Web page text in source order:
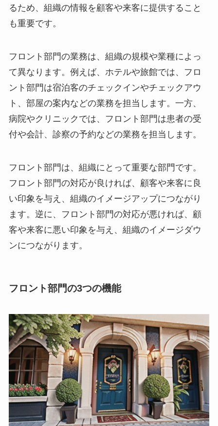
るため、組織の情報を顧客や来客に提供すること
も重要です。
フロント部門の業務は、組織の規模や業種によっ
て異なります。 例えば、ホテルや旅館では、フロ
ント部門は宿泊客のチェックインやチェックアウ
ト、部屋の案内などの業務を担当します。 一方、
病院やクリニックでは、フロント部門は患者の受
付や会計、診察の予約などの業務を担当します。
フロント部門は、組織にとって重要な部門です。
フロント部門の対応が良ければ、顧客や来客に良
い印象を与え、組織のイメージアップにつながり
ます。 逆に、フロント部門の対応が悪ければ、顧
客や来客に悪い印象を与え、組織のイメージダウ
ンにつながります。
フロント部門の3つの機能